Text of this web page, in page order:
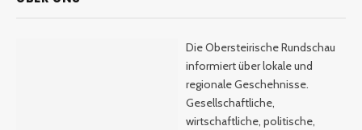
Die Obersteirische Rundschau
informiert über lokale und
regionale Geschehnisse.
Gesellschaftliche,
wirtschaftliche, politische,